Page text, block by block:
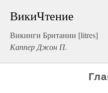
ВикиЧтение
Викинги Британии [litres]
Каппер Джон П.